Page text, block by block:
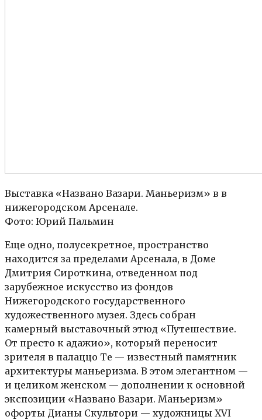
Выставка «Названо Вазари. Маньеризм» в в
нижегородском Арсенале.
Фото: Юрий Пальмин
Еще одно, полусекретное, пространство
находится за пределами Арсенала, в Доме
Дмитрия Сироткина, отведенном под
зарубежное искусство из фондов
Нижегородского государственного
художественного музея. Здесь собран
камерный выставочный этюд «Путешествие.
От престо к адажио», который переносит
зрителя в палаццо Те — известный памятник
архитектуры маньеризма. В этом элегантном —
и целиком женском — дополнении к основной
экспозиции «Названо Вазари. Маньеризм»
офорты Дианы Скультори — художницы XVI